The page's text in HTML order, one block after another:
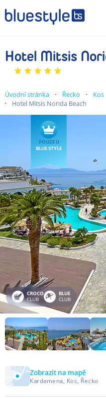
Hotel Mitsis
Úvodní stránka Řecko Kos
Hotel Mitsis Norida Beach
POUZE U
BLUE STYLE
CROCO
CLUB
BLUE
CLUB
Zobrazit na mapě
Kardamena, Kos, Řecko